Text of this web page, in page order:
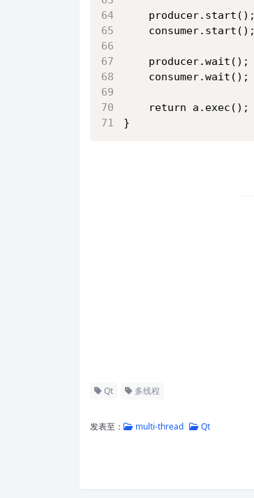
    producer.start();
    consumer.start();
    producer.wait();
    consumer.wait();
    return a.exec();
}
Qt 多线程
发表至： multi-thread Qt